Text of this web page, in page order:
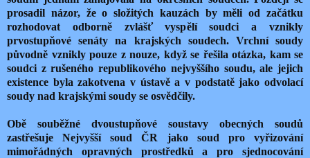
prosadil názor, že o složitých kauzách by měli od začátku
rozhodovat odborně zvlášť vyspělí soudci a vznikly
prvostupňové senáty na krajských soudech. Vrchní soudy
původně vznikly pouze z nouze, když se řešila otázka, kam se
soudci z rušeného republikového nejvyššího soudu, ale jejich
existence byla zakotvena v ústavě a v podstatě jako odvolací
soudy nad krajskými soudy se osvědčily.
Obě souběžné dvoustupňové soustavy obecných soudů
zastřešuje Nejvyšší soud ČR jako soud pro vyřizování
mimořádných opravných prostředků a pro sjednocování